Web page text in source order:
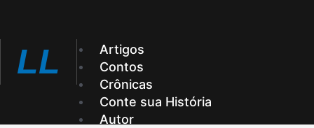
o
conteúdo
LL
Artigos
Contos
Crônicas
Conte sua História
Autor